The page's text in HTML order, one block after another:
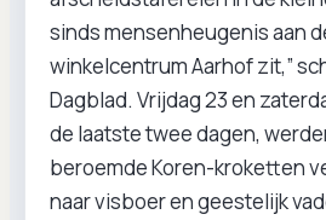
sinds mensenheugenis aan
winkelcentrum Aarhof zit,”
Dagblad. Vrijdag 23 en
de laatste twee dagen,
beroemde Koren-kroketten
naar visboer en geestelijk